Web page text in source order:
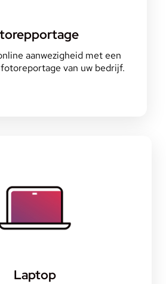
aanwezigheid met een
van uw bedrijf.
Laptop